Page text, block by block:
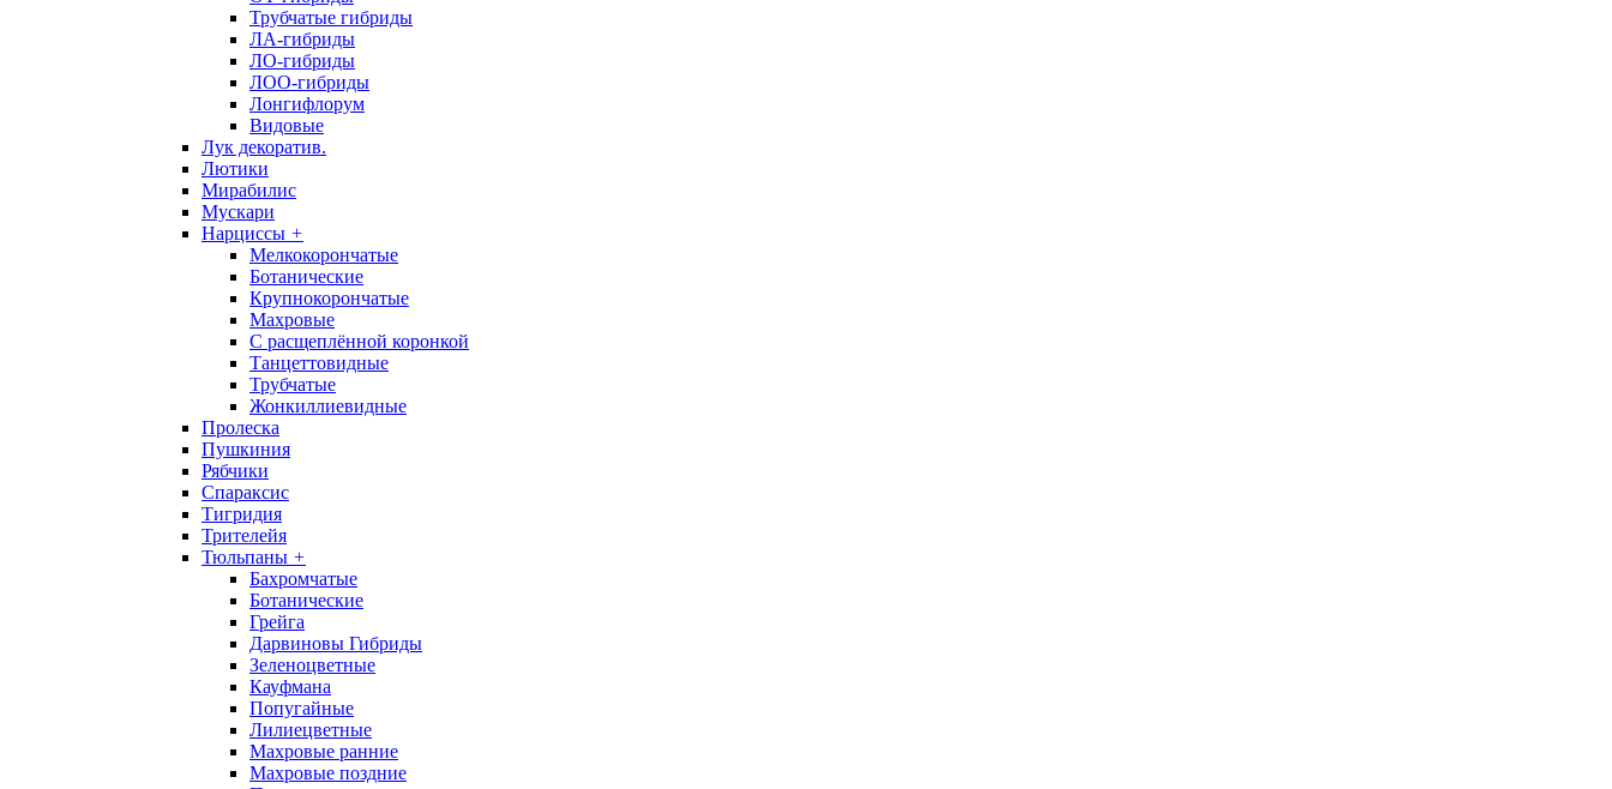
Трубчатые гибриды
ЛА-гибриды
ЛО-гибриды
ЛОО-гибриды
Лонгифлорум
Видовые
Лук декоратив.
Лютики
Мирабилис
Мускари
Нарциссы +
Мелкокорончатые
Ботанические
Крупнокорончатые
Махровые
С раcщеплённой коронкой
Танцеттовидные
Трубчатые
Жонкиллиевидные
Пролеска
Пушкиния
Рябчики
Спараксис
Тигридия
Трителейя
Тюльпаны +
Бахромчатые
Ботанические
Грейга
Дарвиновы Гибриды
Зеленоцветные
Кауфмана
Попугайные
Лилиецветные
Махровые ранние
Махровые поздние